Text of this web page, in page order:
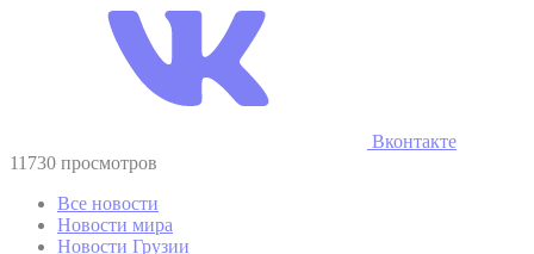
Вконтакте
11730 просмотров
Все новости
Новости мира
Новости Грузии